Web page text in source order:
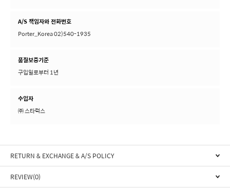
A/S 책임자와 전화번호
Porter_Korea 02)540-1935
품질보증기준
구입일로부터 1년
수입자
㈜ 스타럭스
RETURN & EXCHANGE & A/S POLICY
REVIEW(0)